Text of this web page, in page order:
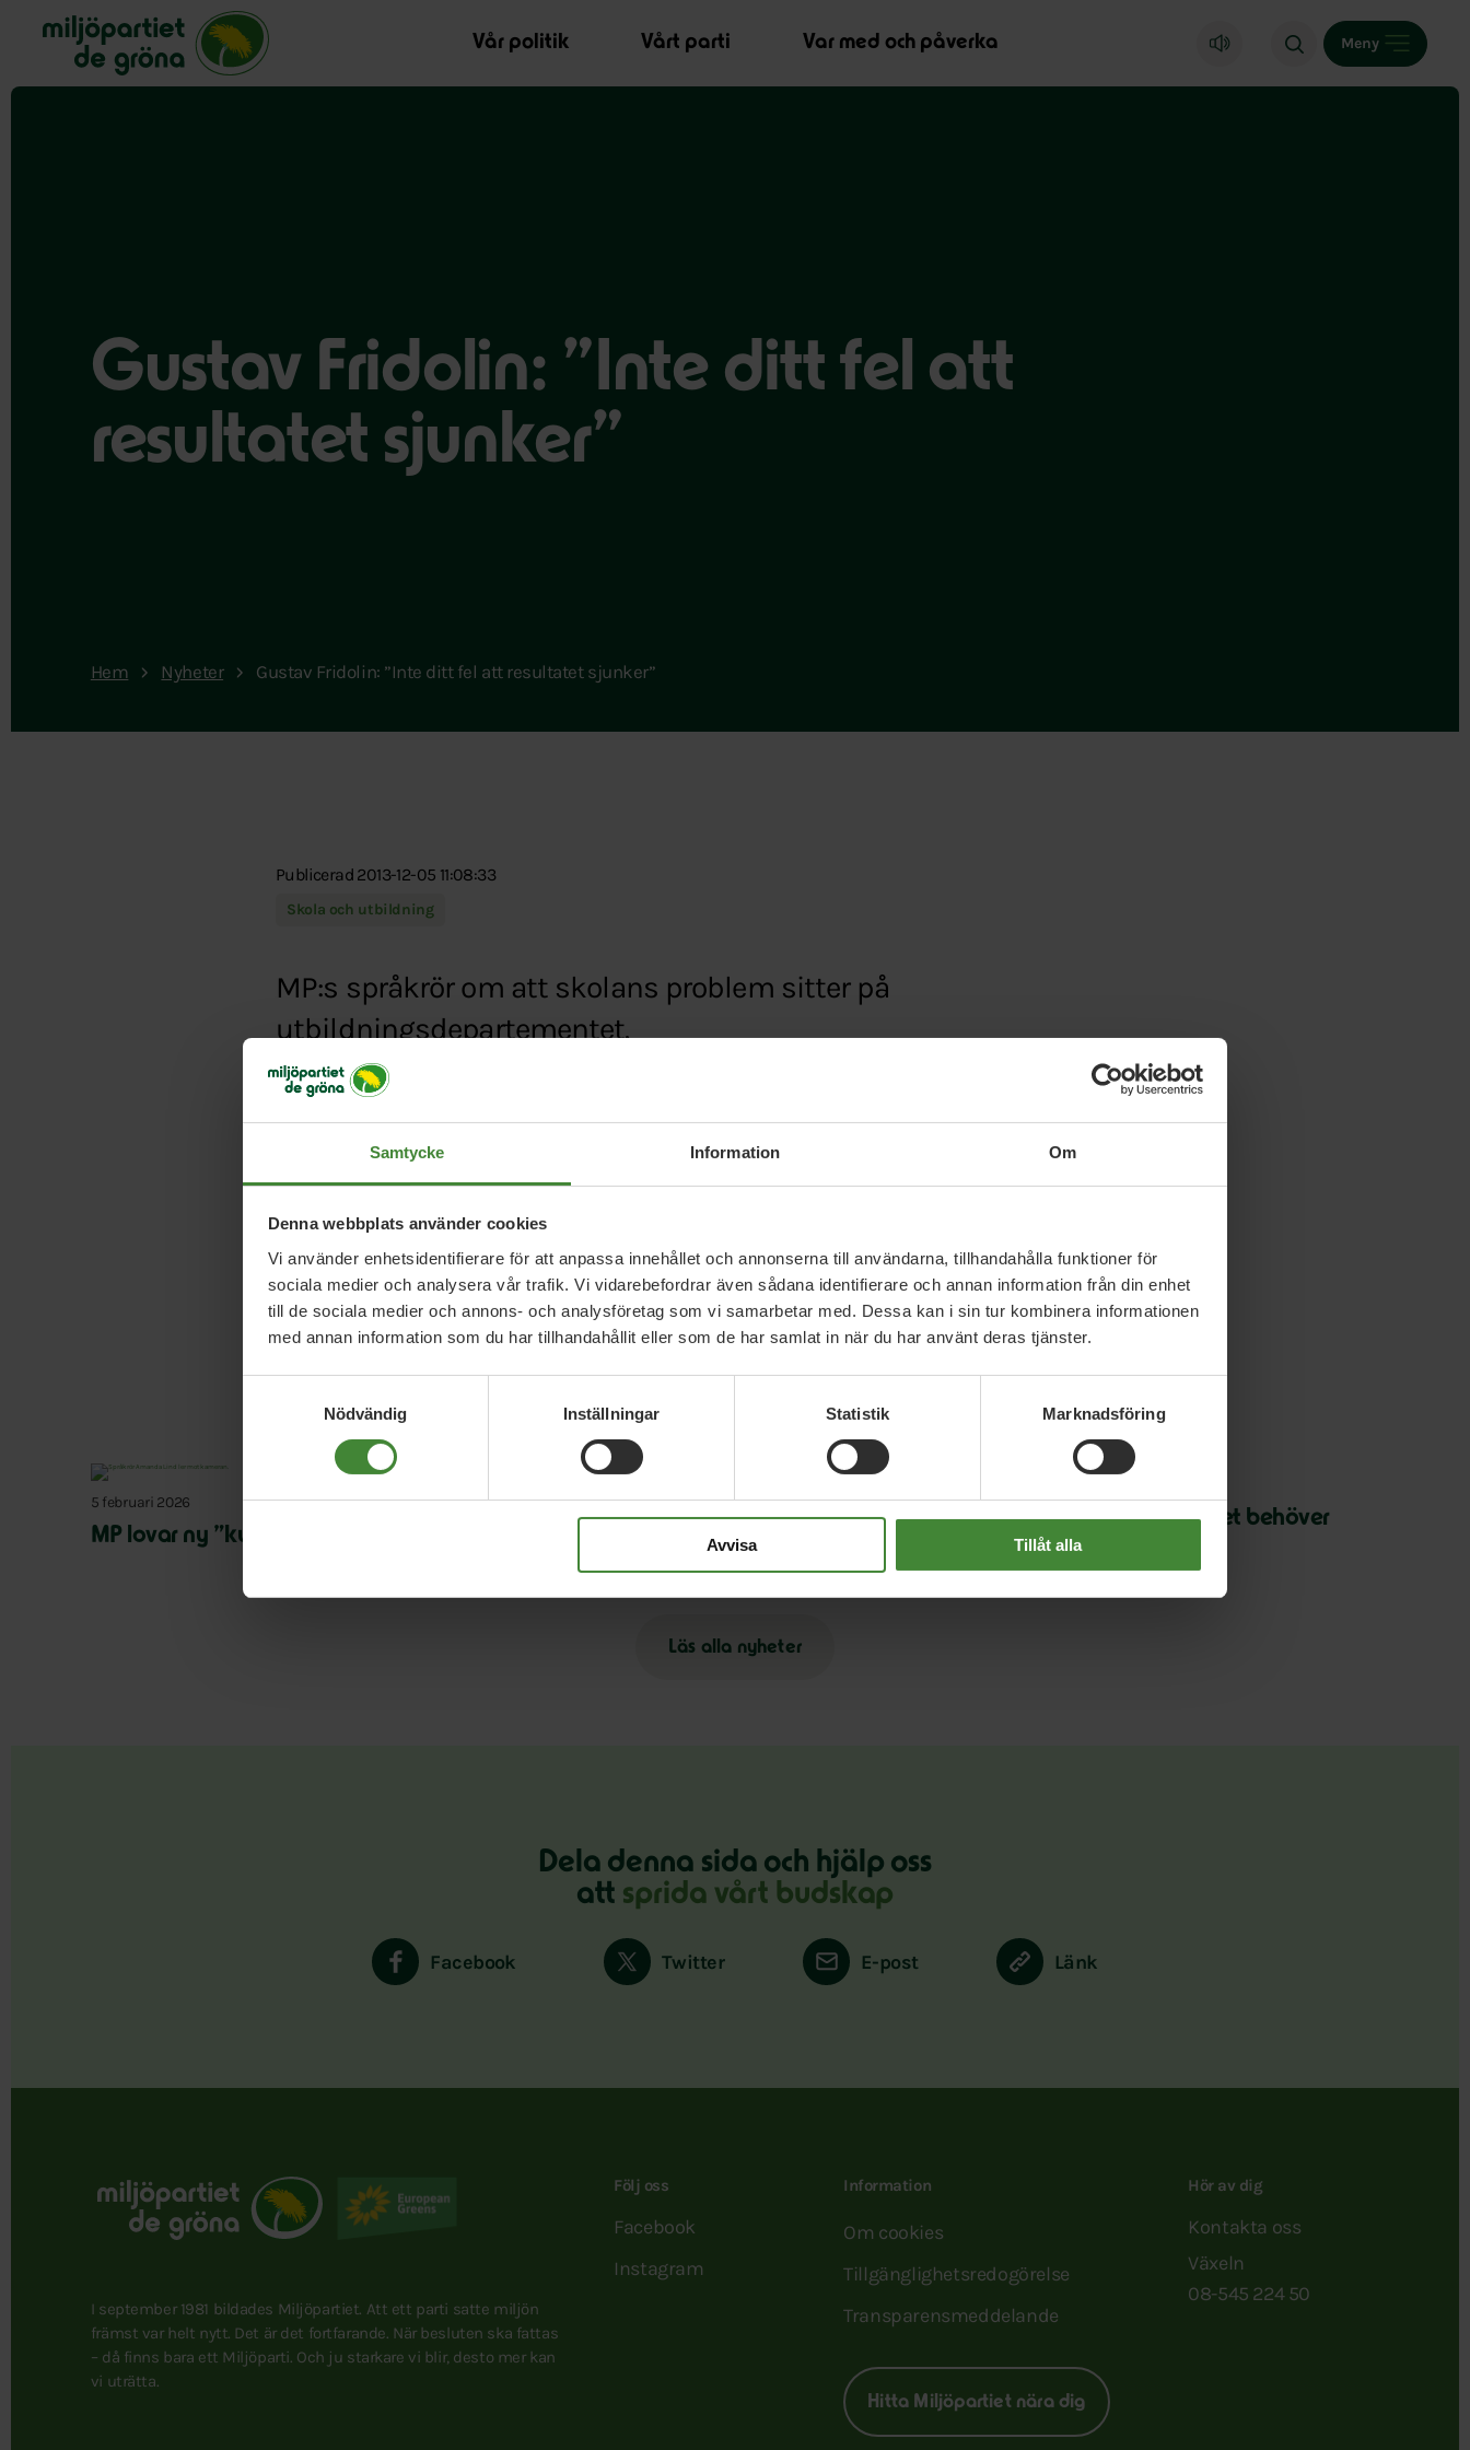
Samtycke Information Om
Denna webbplats använder cookies
Vi använder enhetsidentifierare för att anpassa innehållet och annonserna till användarna, tillhandahålla funktioner för
sociala medier och analysera vår trafik. Vi vidarebefordrar även sådana identifierare och annan information från din enhet
till de sociala medier och annons- och analysföretag som vi samarbetar med. Dessa kan i sin tur kombinera informationen
med annan information som du har tillhandahållit eller som de har samlat in när du har använt deras tjänster.
Nödvändig
Inställningar Statistik Marknadsföring
Avvisa Tillåt alla
Miljöpartiet de gröna, startsida
Vår politik
Vårt parti Var med och påverka Meny
Gustav Fridolin: ”Inte ditt fel att
resultatet sjunker”
Hem Nyheter Gustav Fridolin: ”Inte ditt fel att resultatet sjunker”
Publicerad 2013-12-05 11:08:33
Skola och utbildning
MP:s språkrör om att skolans problem sitter på
utbildningsdepartementet.
Typ:Artikel
Länk:http://www.skolvarlden.se/artiklar/inte-ditt-fel-att-resultatet-sjunker
5 februari 2026
MP lovar ny ”kulturell allemansrätt”
Regeringens friskoleförslag räcker inte –
Miljöpartiet kräver vinstförbud
Det svenska betygsystemet behöver
reformeras
Läs alla nyheter
Dela denna sida och hjälp oss
att sprida vårt budskap
Facebook Twitter E-post Länk
I september 1981 bildades Miljöpartiet. Att ett parti satte miljön
främst var helt nytt. Det är det fortfarande. När besluten ska fattas
– då finns bara ett Miljöparti. Och ju starkare vi blir, desto mer kan
vi uträtta.
Följ oss
Facebook
Instagram
Information
Om cookies
Tillgänglighetsredogörelse
Transparensmeddelande
Hitta Miljöpartiet nära dig
Hör av dig
Kontakta oss
Växeln
08-545 224 50